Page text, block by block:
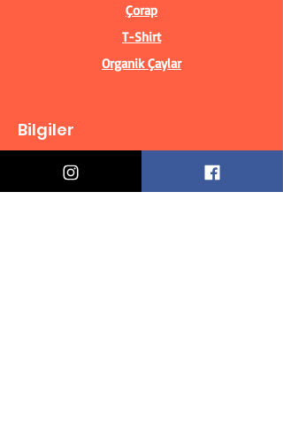
Çorap
T-Shirt
Organik Çaylar
Bilgiler
Biz Kimiz?
İletişim Bilgileri